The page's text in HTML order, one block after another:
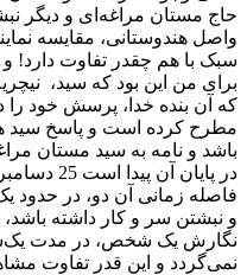
حاج مستان مراغه‌ای و دیگر
واصل هندوستانی، مقایسه
سبک با هم چقدر تفاوت دارد! و
برای من این بود که سید،
مطرح کرده است و پاسخ سید
باشد و نامه به سید مستان
فاصله زمانی آن دو، در
و نبشتن سر و کار داشته
نگارش یک شخص، در مدت
نمی‌گردد و این قدر تفاوت